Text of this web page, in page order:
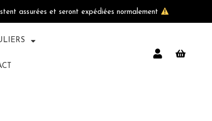
assurées et seront expédiées normalement